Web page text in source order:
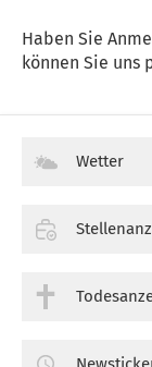
Haben Sie
können Sie uns
Wetter